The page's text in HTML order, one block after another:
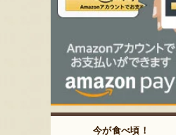
今が食べ頃！